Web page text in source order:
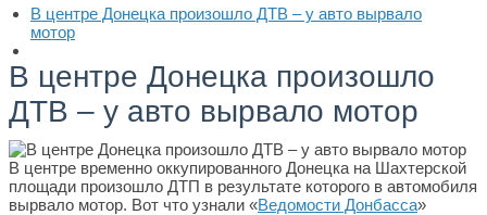
В центре Донецка произошло ДТВ – у авто вырвало
мотор
В центре Донецка произошло
ДТВ – у авто вырвало мотор
В центре временно оккупированного Донецка на Шахтерской
площади произошло ДТП в результате которого в автомобиля
вырвало мотор. Вот что узнали «Ведомости Донбасса»